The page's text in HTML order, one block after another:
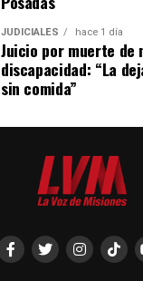
JUDICIALES hace 1 día
Juicio por muerte de
discapacidad: “La
sin comida”